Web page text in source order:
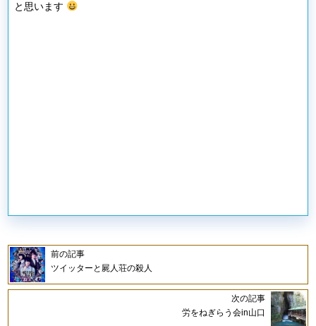
と思います
前の記事
ツイッターと屍人荘の殺人
次の記事
労をねぎらう会in山口